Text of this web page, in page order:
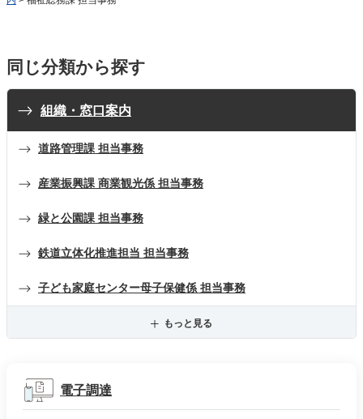
同じ分類から探す
組織・窓口案内
道路管理課 担当事務
産業振興課 商業観光係 担当事務
緑と公園課 担当事務
鉄道立体化推進担当 担当事務
子ども家庭センター母子保健係 担当事務
もっと見る
電子調達